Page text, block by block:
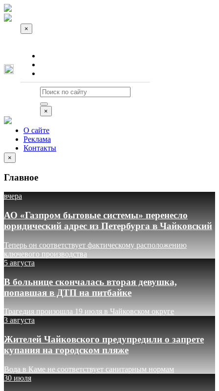
×
×
О сайте
Реклама
Контакты
×
Главное
вчера
АО «Газпром бытовые системы» перенесло
юридический адрес из Петербурга в Чайковский
Теперь он соответствует фактическому расположению
ключевого производства
5 августа
В больнице скончалась вторая девушка,
попавшая в ДТП на питбайке
Трагедия произошла 19 июля в Чайковском округе
3 августа
Жителей Чайковского предупредили о запрете
купания на городском пляже
Вода в Каме не соответствует санитарным нормам
30 июля